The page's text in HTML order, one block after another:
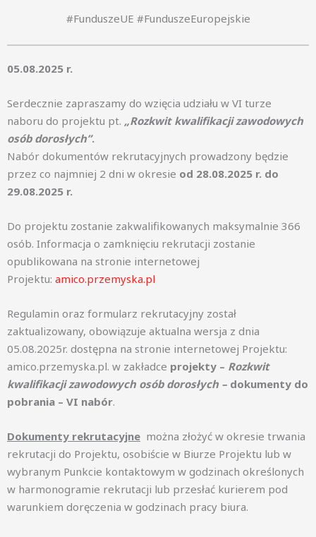
#FunduszeUE #FunduszeEuropejskie
05.08.2025 r.
Serdecznie zapraszamy do wzięcia udziału w VI turze
naboru do projektu pt. „Rozkwit kwalifikacji zawodowych
osób dorosłych”.
Nabór dokumentów rekrutacyjnych prowadzony będzie
przez co najmniej 2 dni w okresie od 28.08.2025 r. do
29.08.2025 r.
Do projektu zostanie zakwalifikowanych maksymalnie 366
osób. Informacja o zamknięciu rekrutacji zostanie
opublikowana na stronie internetowej
Projektu: amico.przemyska.pl
Regulamin oraz formularz rekrutacyjny został
zaktualizowany, obowiązuje aktualna wersja z dnia
05.08.2025r. dostępna na stronie internetowej Projektu:
amico.przemyska.pl. w zakładce projekty – Rozkwit
kwalifikacji zawodowych osób dorosłych – dokumenty do
pobrania – VI nabór.
Dokumenty rekrutacyjne można złożyć w okresie trwania
rekrutacji do Projektu, osobiście w Biurze Projektu lub w
wybranym Punkcie kontaktowym w godzinach określonych
w harmonogramie rekrutacji lub przesłać kurierem pod
warunkiem doręczenia w godzinach pracy biura.